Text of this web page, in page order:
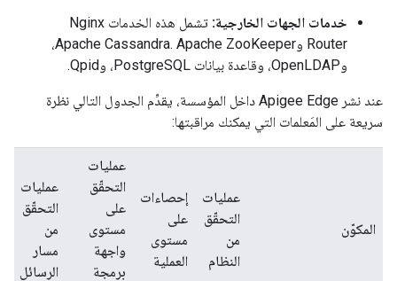
خدمات الجهات الخارجية:
تشمل هذه الخدمات Nginx
Router وApache Cassandra. Apache ZooKeeper،
وOpenLDAP، وقاعدة بيانات PostgreSQL، وQpid.
عند نشر Apigee Edge داخل المؤسسة، يقدِّم الجدول التالي نظرة
سريعة على المَعلمات التي يمكنك مراقبتها:
المكوّن
عمليات
التحقّق
من
النظام
إحصاءات
على
مستوى
العملية
عمليات
التحقّق
على
مستوى
واجهة
برمجة
عمليات
التحقّق
من
مسار
الرسائل